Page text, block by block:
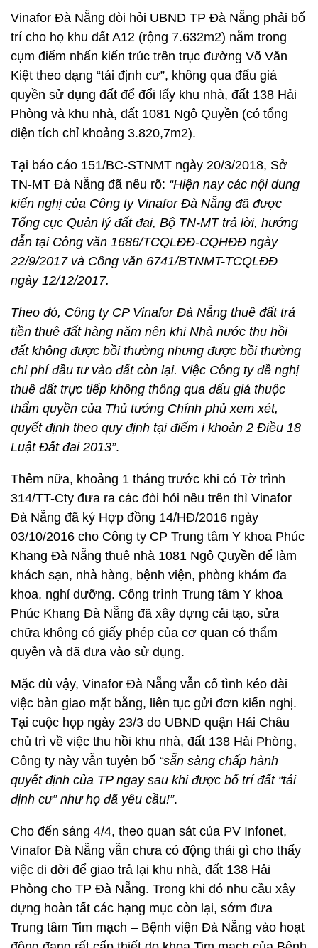
Vinafor Đà Nẵng đòi hỏi UBND TP Đà Nẵng phải bố
trí cho họ khu đất A12 (rộng 7.632m2) nằm trong
cụm điểm nhấn kiến trúc trên trục đường Võ Văn
Kiệt theo dạng “tái định cư”, không qua đấu giá
quyền sử dụng đất để đổi lấy khu nhà, đất 138 Hải
Phòng và khu nhà, đất 1081 Ngô Quyền (có tổng
diện tích chỉ khoảng 3.820,7m2).
Tại báo cáo 151/BC-STNMT ngày 20/3/2018, Sở
TN-MT Đà Nẵng đã nêu rõ: “Hiện nay các nội dung
kiến nghị của Công ty Vinafor Đà Nẵng đã được
Tổng cục Quản lý đất đai, Bộ TN-MT trả lời, hướng
dẫn tại Công văn 1686/TCQLĐĐ-CQHĐĐ ngày
22/9/2017 và Công văn 6741/BTNMT-TCQLĐĐ
ngày 12/12/2017.
Theo đó, Công ty CP Vinafor Đà Nẵng thuê đất trả
tiền thuê đất hàng năm nên khi Nhà nước thu hồi
đất không được bồi thường nhưng được bồi thường
chi phí đầu tư vào đất còn lại. Việc Công ty đề nghị
thuê đất trực tiếp không thông qua đấu giá thuộc
thẩm quyền của Thủ tướng Chính phủ xem xét,
quyết định theo quy định tại điểm i khoản 2 Điều 18
Luật Đất đai 2013”.
Thêm nữa, khoảng 1 tháng trước khi có Tờ trình
314/TT-Cty đưa ra các đòi hỏi nêu trên thì Vinafor
Đà Nẵng đã ký Hợp đồng 14/HĐ/2016 ngày
03/10/2016 cho Công ty CP Trung tâm Y khoa Phúc
Khang Đà Nẵng thuê nhà 1081 Ngô Quyền để làm
khách sạn, nhà hàng, bệnh viện, phòng khám đa
khoa, nghỉ dưỡng. Công trình Trung tâm Y khoa
Phúc Khang Đà Nẵng đã xây dựng cải tạo, sửa
chữa không có giấy phép của cơ quan có thẩm
quyền và đã đưa vào sử dụng.
Mặc dù vậy, Vinafor Đà Nẵng vẫn cố tình kéo dài
việc bàn giao mặt bằng, liên tục gửi đơn kiến nghị.
Tại cuộc họp ngày 23/3 do UBND quận Hải Châu
chủ trì về việc thu hồi khu nhà, đất 138 Hải Phòng,
Công ty này vẫn tuyên bố “sẵn sàng chấp hành
quyết định của TP ngay sau khi được bố trí đất “tái
định cư” như họ đã yêu cầu!”.
Cho đến sáng 4/4, theo quan sát của PV Infonet,
Vinafor Đà Nẵng vẫn chưa có động thái gì cho thấy
việc di dời để giao trả lại khu nhà, đất 138 Hải
Phòng cho TP Đà Nẵng. Trong khi đó nhu cầu xây
dựng hoàn tất các hạng mục còn lại, sớm đưa
Trung tâm Tim mạch – Bệnh viện Đà Nẵng vào hoạt